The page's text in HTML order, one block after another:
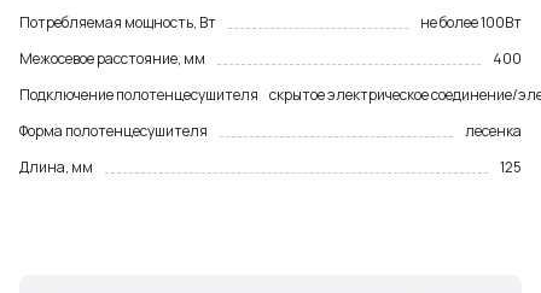
Потребляемая мощность, Вт
не более 100Вт
Межосевое расстояние, мм
400
Подключение полотенцесушителя скрытое электрическое соединение/
Форма полотенцесушителя
лесенка
Длина, мм
125